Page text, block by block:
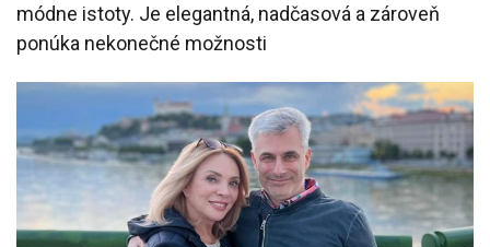
módne istoty. Je elegantná, nadčasová a zároveň
ponúka nekonečné možnosti